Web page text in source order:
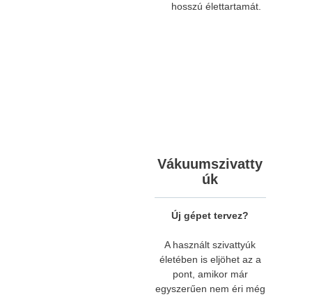
hosszú élettartamát.
Vákuumszivatty
úk
Új gépet tervez?
A használt szivattyúk
életében is eljöhet az a
pont, amikor már
egyszerűen nem éri még